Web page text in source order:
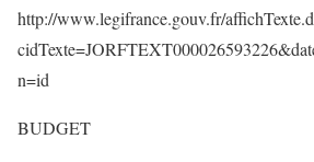
http://www.legifrance.gouv.fr/
n=id
BUDGET